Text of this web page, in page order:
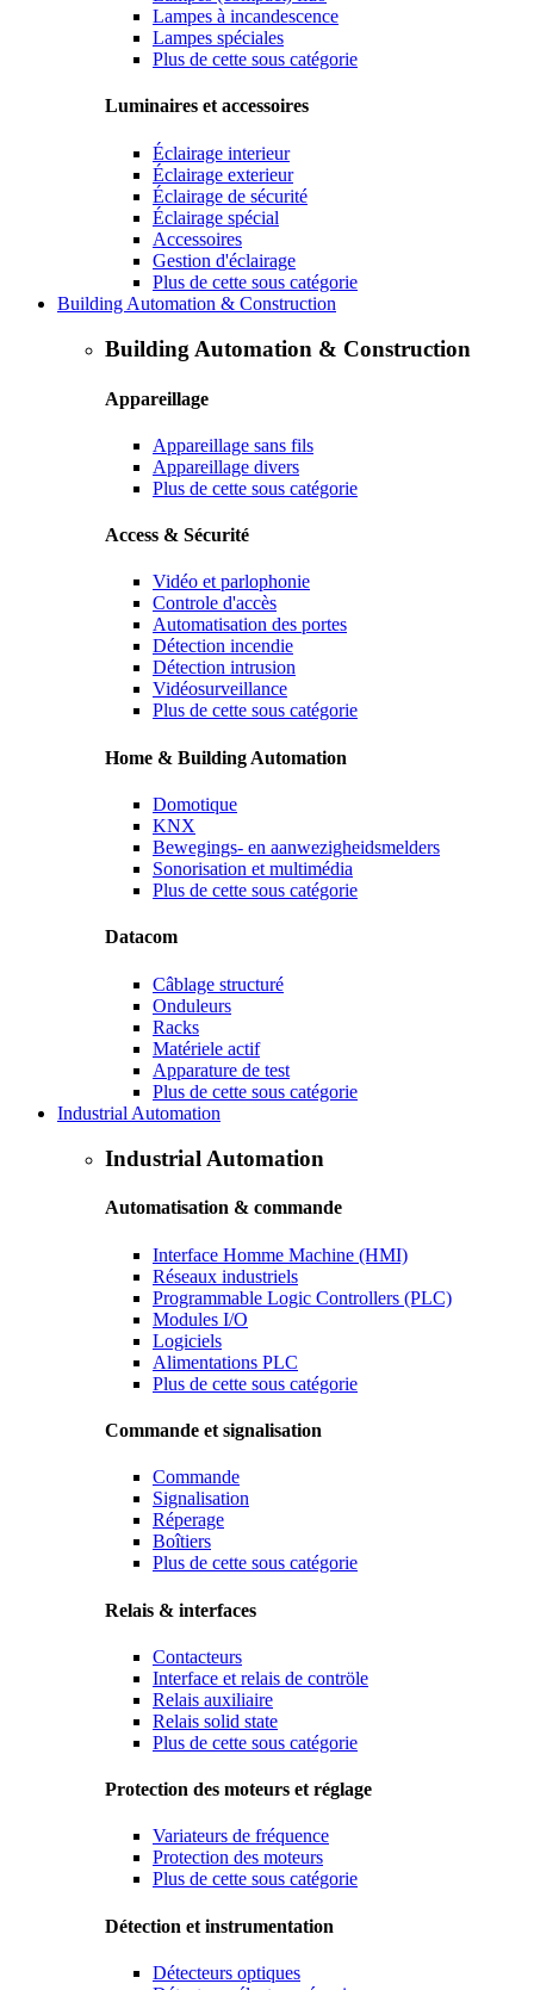
Lampes à incandescence
Lampes spéciales
Plus de cette sous catégorie
Luminaires et accessoires
Éclairage interieur
Éclairage exterieur
Éclairage de sécurité
Éclairage spécial
Accessoires
Gestion d'éclairage
Plus de cette sous catégorie
Building Automation & Construction
Building Automation & Construction
Appareillage
Appareillage sans fils
Appareillage divers
Plus de cette sous catégorie
Access & Sécurité
Vidéo et parlophonie
Controle d'accès
Automatisation des portes
Détection incendie
Détection intrusion
Vidéosurveillance
Plus de cette sous catégorie
Home & Building Automation
Domotique
KNX
Bewegings- en aanwezigheidsmelders
Sonorisation et multimédia
Plus de cette sous catégorie
Datacom
Câblage structuré
Onduleurs
Racks
Matériele actif
Apparature de test
Plus de cette sous catégorie
Industrial Automation
Industrial Automation
Automatisation & commande
Interface Homme Machine (HMI)
Réseaux industriels
Programmable Logic Controllers (PLC)
Modules I/O
Logiciels
Alimentations PLC
Plus de cette sous catégorie
Commande et signalisation
Commande
Signalisation
Réperage
Boîtiers
Plus de cette sous catégorie
Relais & interfaces
Contacteurs
Interface et relais de contröle
Relais auxiliaire
Relais solid state
Plus de cette sous catégorie
Protection des moteurs et réglage
Variateurs de fréquence
Protection des moteurs
Plus de cette sous catégorie
Détection et instrumentation
Détecteurs optiques